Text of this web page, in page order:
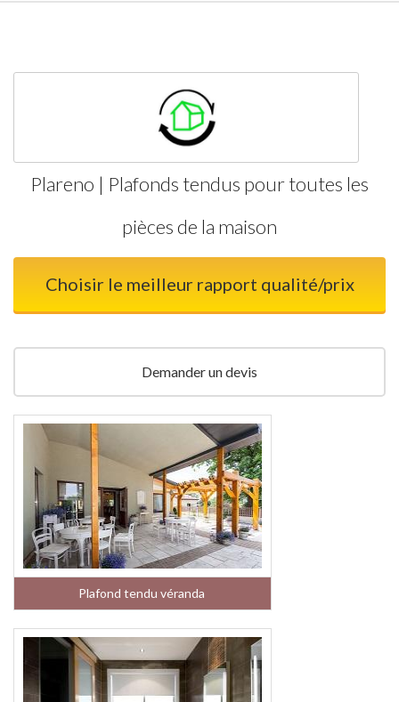
Plareno | Plafonds tendus pour toutes les
pièces de la maison
Choisir le meilleur rapport qualité/prix
Demander un devis
Plafond tendu véranda